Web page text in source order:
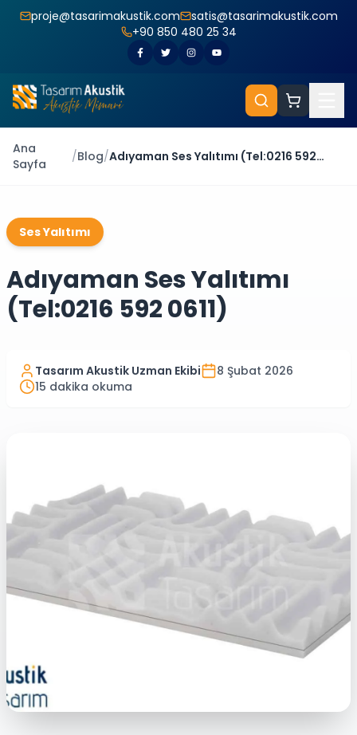
proje@tasarimakustik.com
satis@tasarimakustik.com
+90 850 480 25 34
Ana
Sayfa
/Blog/Adıyaman Ses Yalıtımı (Tel:0216 592
Ses Yalıtımı
Adıyaman Ses Yalıtımı
(Tel:0216 592 0611)
Tasarım Akustik Uzman Ekibi
8 Şubat 2026
15 dakika okuma